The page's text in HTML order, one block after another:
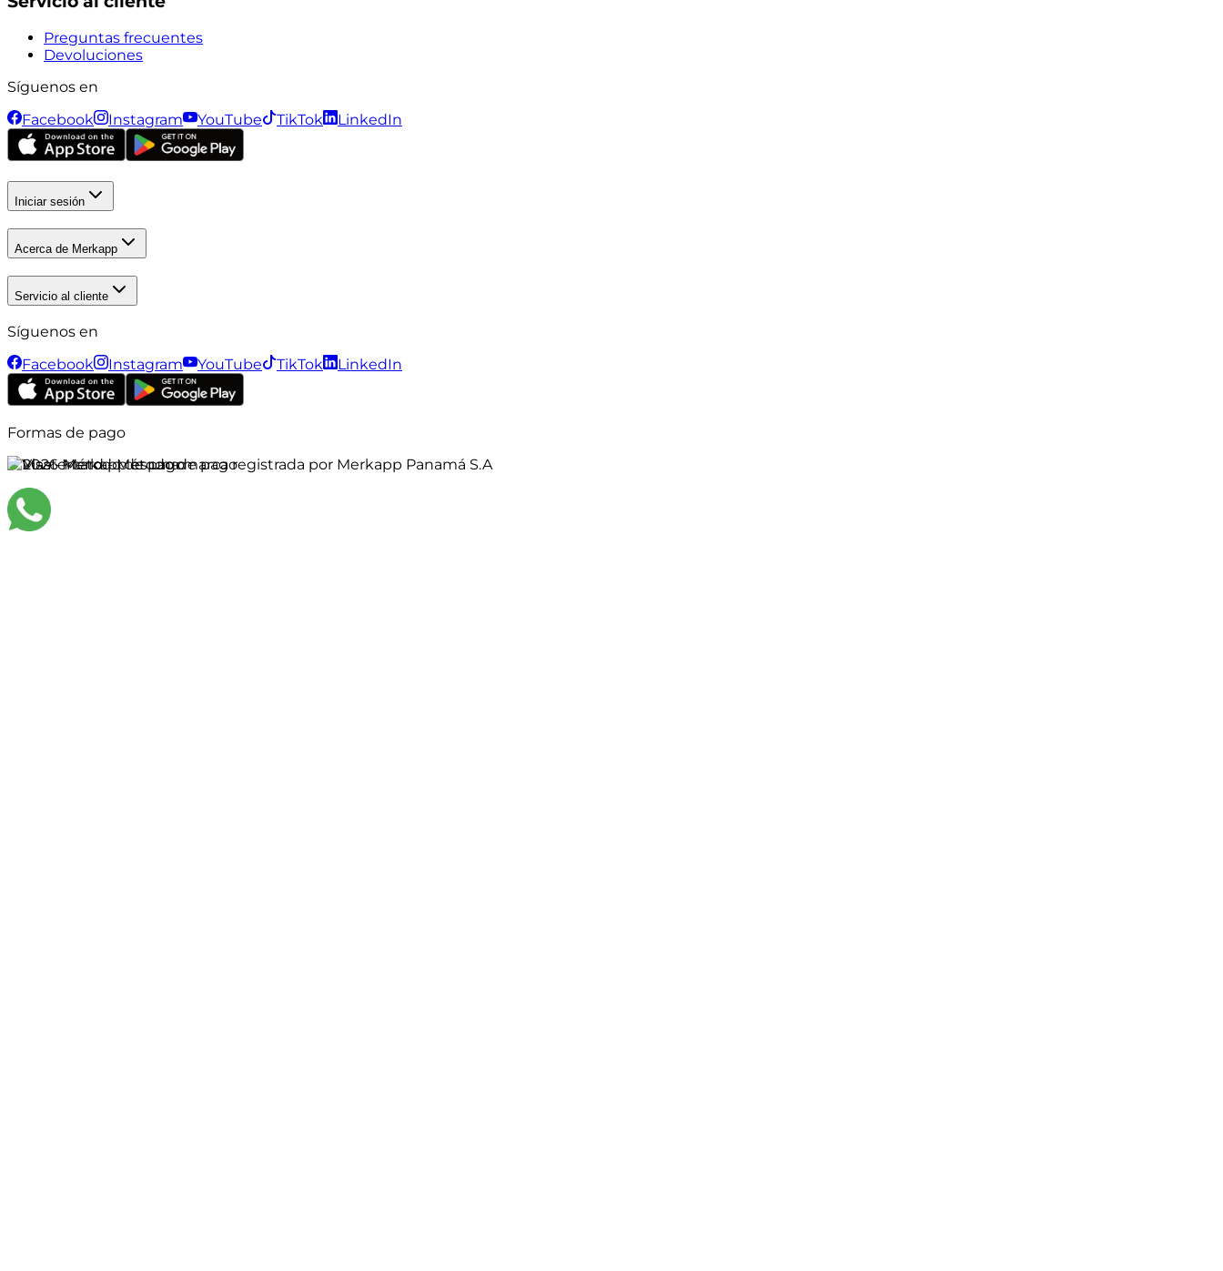
Preguntas frecuentes
Devoluciones
Síguenos en
Facebook
Instagram YouTube TikTok LinkedIn
Iniciar sesión
Acerca de Merkapp
Servicio al cliente
Síguenos en
Facebook
Instagram YouTube TikTok LinkedIn
Formas de pago
©2026Merkapp es una marca registrada por Merkapp Panamá S.A